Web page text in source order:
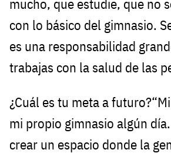
mucho, que estudie, que no
con lo básico del gimnasio.
es una responsabilidad
trabajas con la salud de las
¿Cuál es tu meta a
mi propio gimnasio algún
crear un espacio donde la